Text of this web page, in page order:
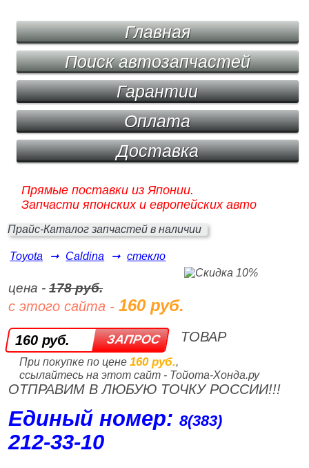
Главная
Поиск автозапчастей
Гарантии
Оплата
Доставка
Прямые поставки из Японии.
Запчасти японских и европейских авто
Прайс-Каталог запчастей в наличии
Toyota ➞ Caldina ➞ стекло
цена -178 руб.
с этого сайта -160 руб.
160 руб.
При покупке по цене 160 руб.,
ссылайтесь на этот сайт - Тойота-Хонда.ру
ТОВАР
ОТПРАВИМ В ЛЮБУЮ ТОЧКУ РОССИИ!!!
Единый номер:8(383)
212‑33‑10